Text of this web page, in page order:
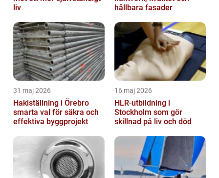
liv
hållbara fasader
31 maj 2026
Hakiställning i Örebro
smarta val för säkra och
effektiva byggprojekt
16 maj 2026
HLR-utbildning i
Stockholm som gör
skillnad på liv och död